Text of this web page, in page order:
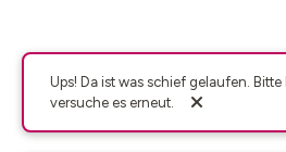
Ups! Da ist was schief gelaufen.
versuche es erneut.